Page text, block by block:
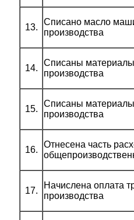
13.
Списано масло
производства
14.
Списаны материалы
производства
15.
Списаны материалы
производства
16.
Отнесена часть
17.
Начислена оплата
производства